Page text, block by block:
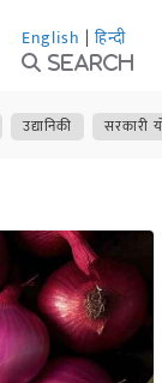
English | हिन्दी
Search
उद्यानिकी सरकारी